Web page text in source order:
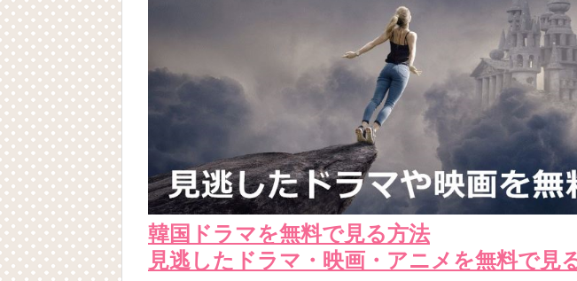
韓国ドラマを無料で見る方法
見逃したドラマ・映画・アニメを無料で見